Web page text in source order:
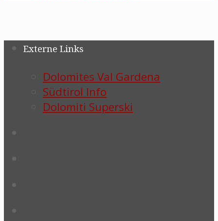
Externe Links
Dolomites Val Gardena
Südtirol Info
Dolomiti Superski